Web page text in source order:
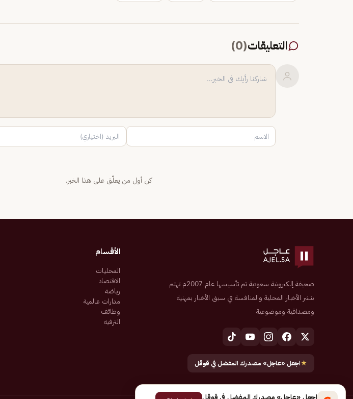
التعليقات(
0
)
كن أول من يعلّق على هذا الخبر.
صحيفة إلكترونية سعودية تم تأسيسها عام 2007م تهتم
بنشر الأخبار المحلية والمنافسة في سبق الأخبار بمهنية
ومصداقية وموضوعية
★اجعل «عاجل» مصدرك المفضل في قوقل
الأقسام
المحليات
الاقتصاد
رياضة
مدارات عالمية
وظائف
الترفيه
اجعل «عاجل» مصدرك المفضل في قوقل